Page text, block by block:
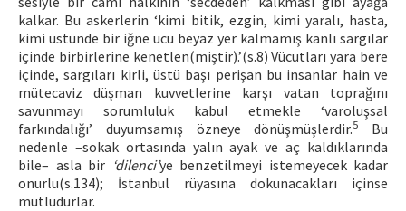
kalkar. Bu askerlerin ‘kimi bitik, ezgin, kimi yaralı, hasta,
kimi üstünde bir iğne ucu beyaz yer kalmamış kanlı sargılar
içinde birbirlerine kenetlen(miştir).’(s.8) Vücutları yara bere
içinde, sargıları kirli, üstü başı perişan bu insanlar hain ve
mütecaviz düşman kuvvetlerine karşı vatan toprağını
savunmayı sorumluluk kabul etmekle ‘varoluşsal
farkındalığı’ duyumsamış özneye dönüşmüşlerdir.5
Bu
nedenle –sokak ortasında yalın ayak ve aç kaldıklarında
bile– asla bir ‘dilenci’ye benzetilmeyi istemeyecek kadar
onurlu(s.134); İstanbul rüyasına dokunacakları içinse
mutludurlar.